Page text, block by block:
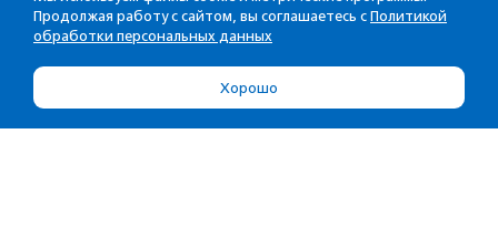
Продолжая работу с сайтом, вы соглашаетесь с Политикой
обработки персональных данных
Хорошо